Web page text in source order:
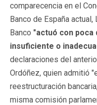
comparecencia en el
Banco de España
Banco "actuó con poca
insuficiente o
declaraciones del
Ordóñez, quien admitió
reestructuración
misma comisión